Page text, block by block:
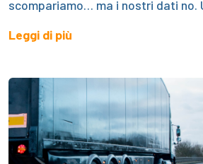
scompariamo… ma i nostri dati no.
Leggi di più